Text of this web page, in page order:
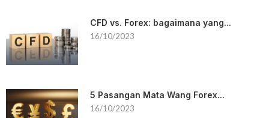
CFD vs. Forex: bagaimana yang...
16/10/2023
5 Pasangan Mata Wang Forex...
16/10/2023